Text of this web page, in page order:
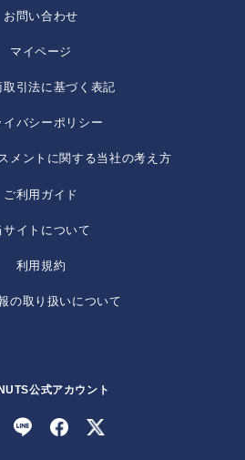
お問い合わせ
マイページ
取引法に基づく表記
イバシーポリシー
メントに関する当社の考え方
ご利用ガイド
サイトについて
利用規約
の取り扱いについて
公式アカウント